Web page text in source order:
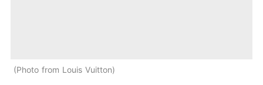
Photo from Louis Vuitton